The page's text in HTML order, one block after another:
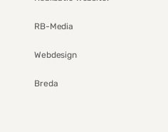
RB-Media
Webdesign
Breda